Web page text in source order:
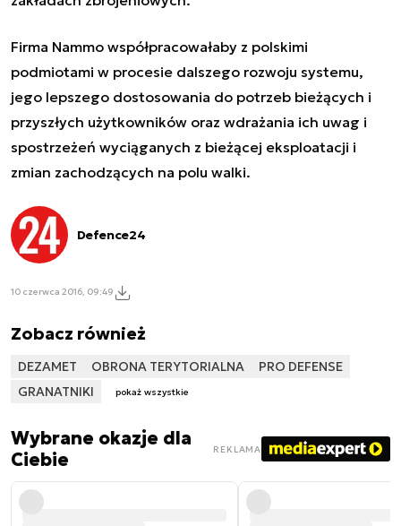
Firma Nammo współpracowałaby z polskimi
podmiotami w procesie dalszego rozwoju systemu,
jego lepszego dostosowania do potrzeb bieżących i
przyszłych użytkowników oraz wdrażania ich uwag i
spostrzeżeń wyciąganych z bieżącej eksploatacji i
zmian zachodzących na polu walki.
Defence24
10 czerwca 2016, 09:49
Zobacz również
DEZAMET OBRONA TERYTORIALNA
PRO DEFENSE
GRANATNIKI
pokaż wszystkie
Wybrane okazje dla
Ciebie
REKLAMA